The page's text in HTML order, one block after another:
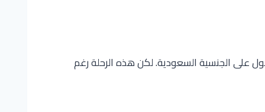
على الجنسية السعودية. لكن هذه الرحلة رغم